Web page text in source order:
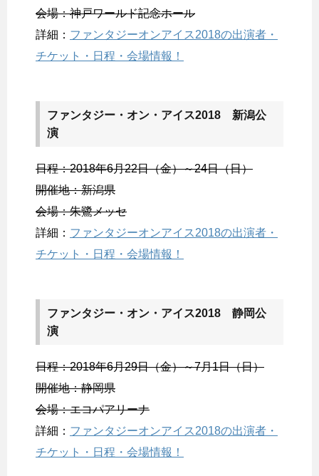
会場：神戸ワールド記念ホール
詳細： ファンタジーオンアイス2018の出演者・
チケット・日程・会場情報！
ファンタジー・オン・アイス2018 新潟公
演
日程：2018年6月22日（金）～24日（日）
開催地：新潟県
会場：朱鷺メッセ
詳細： ファンタジーオンアイス2018の出演者・
チケット・日程・会場情報！
ファンタジー・オン・アイス2018 静岡公
演
日程：2018年6月29日（金）～7月1日（日）
開催地：静岡県
会場：エコパアリーナ
詳細： ファンタジーオンアイス2018の出演者・
チケット・日程・会場情報！